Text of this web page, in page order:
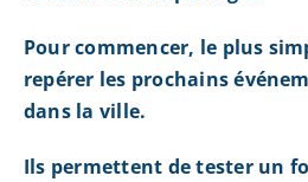
Pour commencer, le plus
repérer les prochains
dans la ville.
Ils permettent de tester un